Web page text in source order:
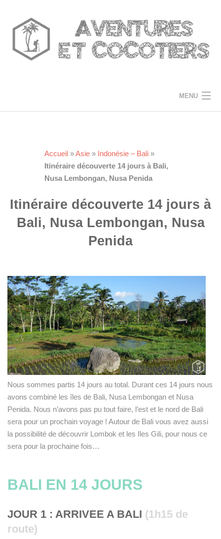
content
MENU
DESTINATIONS
TRUCS ET ASTUCES
A PROPOS
Accueil»Asie» Indonésie – Bali»
Itinéraire découverte 14 jours à Bali,
Nusa Lembongan, Nusa Penida
Itinéraire découverte 14 jours à
Bali, Nusa Lembongan, Nusa
Penida
Nous sommes partis 14 jours au total. Durant ces 14 jours nous
avons combiné les îles de Bali, Nusa Lembongan et Nusa
Penida. Nous n’avons pas pu tout faire, l’est et le nord de Bali
sera pour un prochain voyage ! Autour de Bali vous avez aussi
la possibilité de découvrir Lombok et les Iles Gili, pour nous ce
sera pour la prochaine fois…
BALI EN 14 JOURS
JOUR 1 : ARRIVEE A BALI (1h15 de
route)